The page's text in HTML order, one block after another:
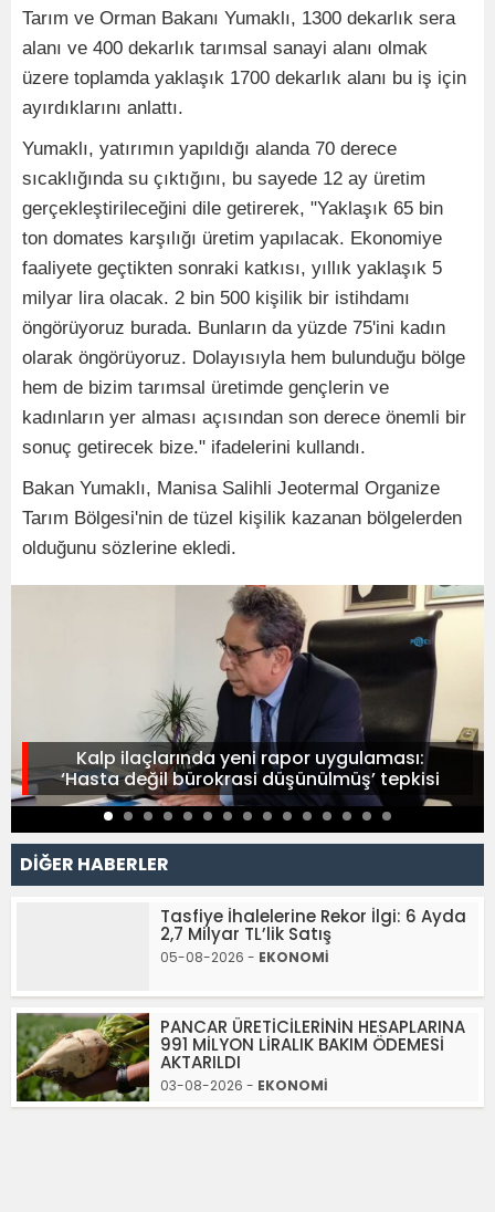
Tarım ve Orman Bakanı Yumaklı, 1300 dekarlık sera
alanı ve 400 dekarlık tarımsal sanayi alanı olmak
üzere toplamda yaklaşık 1700 dekarlık alanı bu iş için
ayırdıklarını anlattı.
Yumaklı, yatırımın yapıldığı alanda 70 derece
sıcaklığında su çıktığını, bu sayede 12 ay üretim
gerçekleştirileceğini dile getirerek, "Yaklaşık 65 bin
ton domates karşılığı üretim yapılacak. Ekonomiye
faaliyete geçtikten sonraki katkısı, yıllık yaklaşık 5
milyar lira olacak. 2 bin 500 kişilik bir istihdamı
öngörüyoruz burada. Bunların da yüzde 75'ini kadın
olarak öngörüyoruz. Dolayısıyla hem bulunduğu bölge
hem de bizim tarımsal üretimde gençlerin ve
kadınların yer alması açısından son derece önemli bir
sonuç getirecek bize." ifadelerini kullandı.
Bakan Yumaklı, Manisa Salihli Jeotermal Organize
Tarım Bölgesi'nin de tüzel kişilik kazanan bölgelerden
olduğunu sözlerine ekledi.​
Kalp ilaçlarında yeni rapor uygulaması:
‘Hasta değil bürokrasi düşünülmüş’ tepkisi
DİĞER HABERLER
Tasfiye İhalelerine Rekor İlgi: 6 Ayda
2,7 Milyar TL’lik Satış
05-08-2026 - EKONOMİ
PANCAR ÜRETİCİLERİNİN HESAPLARINA
991 MİLYON LİRALIK BAKIM ÖDEMESİ
AKTARILDI
03-08-2026 - EKONOMİ